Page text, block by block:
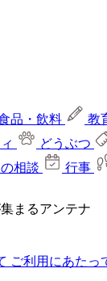
品・飲料 教
どうぶつ
相談 行事
まるアンテナ
ご利用にあたっ